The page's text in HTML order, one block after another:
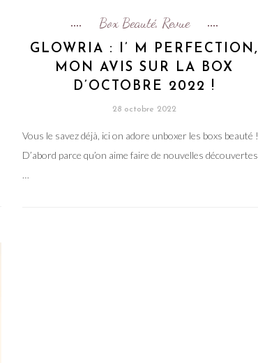
Box Beauté, Revue
GLOWRIA : I’ M PERFECTION,
MON AVIS SUR LA BOX
D’OCTOBRE 2022 !
28 octobre 2022
Vous le savez déjà, ici on adore unboxer les boxs beauté !
D’abord parce qu’on aime faire de nouvelles découvertes,
…